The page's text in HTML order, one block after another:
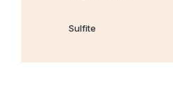
Sulfite